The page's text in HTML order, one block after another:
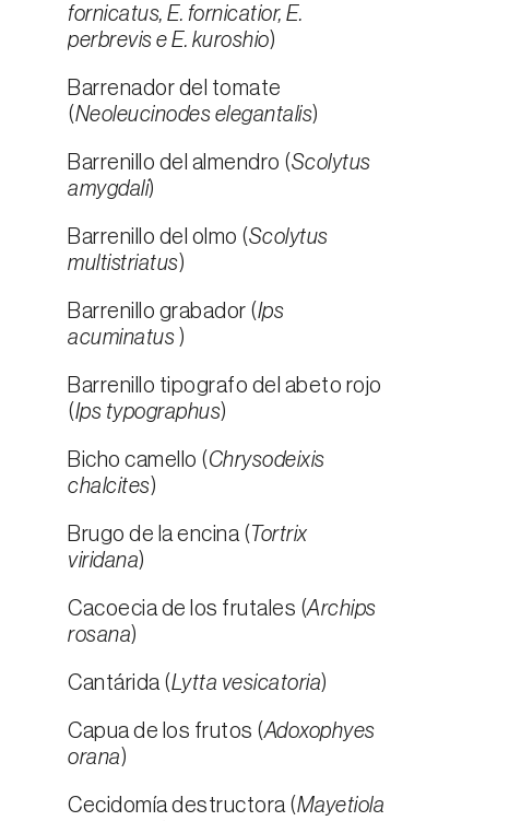
fornicatus, E. fornicatior, E.
perbrevis e E. kuroshio)
Barrenador del tomate
(Neoleucinodes elegantalis)
Barrenillo del almendro (Scolytus
amygdali)
Barrenillo del olmo (Scolytus
multistriatus)
Barrenillo grabador (Ips
acuminatus )
Barrenillo tipografo del abeto rojo
(Ips typographus)
Bicho camello (Chrysodeixis
chalcites)
Brugo de la encina ( Tortrix
viridana)
Cacoecia de los frutales (Archips
rosana)
Cantárida (Lytta vesicatoria)
Capua de los frutos (Adoxophyes
orana)
Cecidomía destructora (Mayetiola